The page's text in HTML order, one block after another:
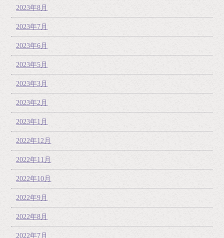
2023年8月
2023年7月
2023年6月
2023年5月
2023年3月
2023年2月
2023年1月
2022年12月
2022年11月
2022年10月
2022年9月
2022年8月
2022年7月